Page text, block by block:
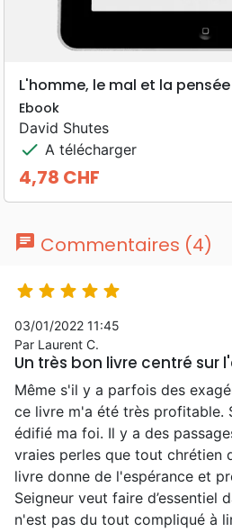
L'homme, le mal et la
Ebook
David Shutes
check A télécharger
Prix
4,78 CHF
chat Commentaires (4)
    
03/01/2022 11:45
Par Laurent C.
Un très bon livre centré sur
Même s'il y a parfois des
ce livre m'a été très profitable.
édifié ma foi. Il y a des
vraies perles que tout chrétien
livre donne de l'espérance et
Seigneur veut faire d’essentiel
n'est pas du tout compliqué à